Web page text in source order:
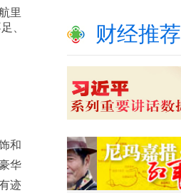
里
、
和
华
迹
财经推荐